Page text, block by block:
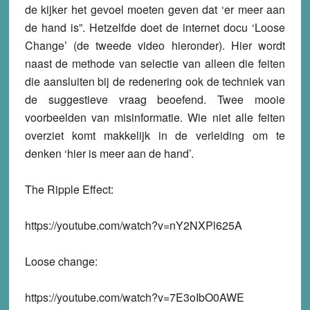
de kijker het gevoel moeten geven dat ‘er meer aan
de hand is”. Hetzelfde doet de internet docu ‘Loose
Change’ (de tweede video hieronder). Hier wordt
naast de methode van selectie van alleen die feiten
die aansluiten bij de redenering ook de techniek van
de suggestieve vraag beoefend. Twee mooie
voorbeelden van misinformatie. Wie niet alle feiten
overziet komt makkelijk in de verleiding om te
denken ‘hier is meer aan de hand’.
The Ripple Effect:
https://youtube.com/watch?v=nY2NXPl625A
Loose change:
https://youtube.com/watch?v=7E3oIbO0AWE